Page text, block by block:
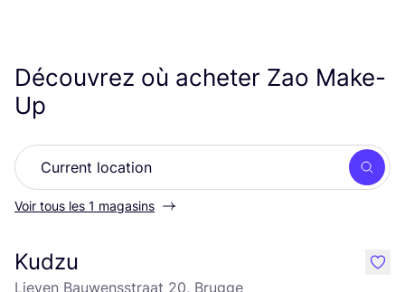
Découvrez où acheter Zao Make-
Up
Voir tous les 1 magasins
Kudzu
Lieven Bauwensstraat 20, Brugge
like